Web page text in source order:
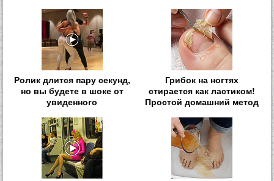
Ролик длится пару секунд,
но вы будете в шоке от
увиденного
Грибок на ногтях
стирается как ластиком!
Простой домашний метод